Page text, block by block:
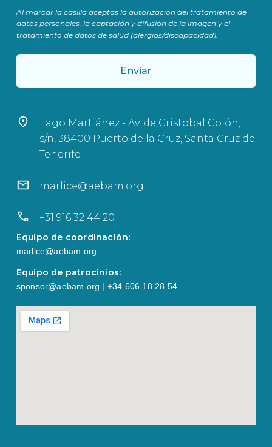
Al marcar la casilla aceptas la autorización del tratamiento de
datos personales, la captación y difusión de la imagen y el
tratamiento de datos de salud (alergias/discapacidad).
Enviar
Lago Martiánez - Av. de Cristobal Colón,
s/n, 38400 Puerto de la Cruz, Santa Cruz de
Tenerife
marlice@aebam.org
+31 916 32 44 20
Equipo de coordinación:
marlice@aebam.org
Equipo de patrocinios:
sponsor@aebam.org | +34 606 18 28 54